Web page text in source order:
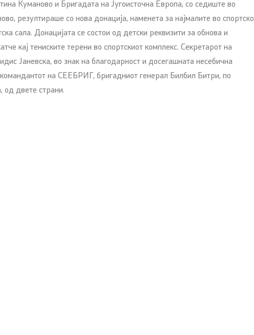
Куманово и Бригадата на Југоисточна Европа, со седиште во
резултираше со нова донација, наменета за најмалите во спортско
сала. Донацијата се состои од детски реквизити за обнова и
кај тениските терени во спортскиот комплекс. Секретарот на
Јаневска, во знак на благодарност и досегашната несебична
на СЕЕБРИГ, бригадниот генерал Билбил Битри, по
од двете страни.